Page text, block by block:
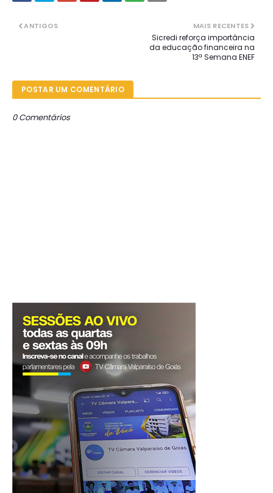
MAIS RECENTES
Sicredi reforça importância
da educação financeira na
13ª Semana ENEF
ANTIGOS
POSTAR UM COMENTÁRIO
0 Comentários